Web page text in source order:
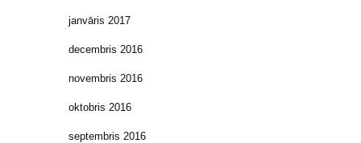
janvāris 2017
decembris 2016
novembris 2016
oktobris 2016
septembris 2016